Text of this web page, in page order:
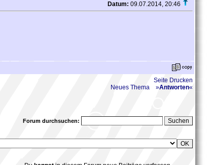
Datum: 09.07.2014, 20:46
Seite Drucken
Neues Thema
»Antworten«
Forum durchsuchen: